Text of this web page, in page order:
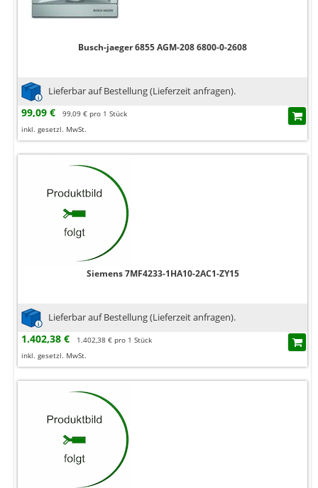
Busch-jaeger 6855 AGM-208 6800-0-2608
Lieferbar auf Bestellung (Lieferzeit anfragen).
99,09 €
99,09 € pro 1 Stück
inkl. gesetzl. MwSt.
Siemens 7MF4233-1HA10-2AC1-ZY15
Lieferbar auf Bestellung (Lieferzeit anfragen).
1.402,38 €
1.402,38 € pro 1 Stück
inkl. gesetzl. MwSt.